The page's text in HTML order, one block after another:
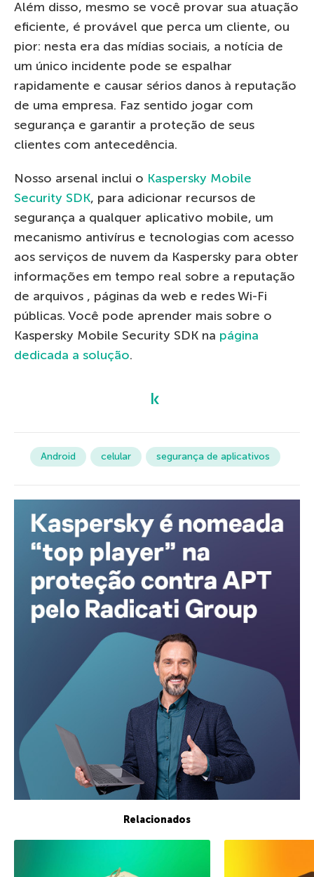
Além disso, mesmo se você provar sua atuação
eficiente, é provável que perca um cliente, ou
pior: nesta era das mídias sociais, a notícia de
um único incidente pode se espalhar
rapidamente e causar sérios danos à reputação
de uma empresa. Faz sentido jogar com
segurança e garantir a proteção de seus
clientes com antecedência.
Nosso arsenal inclui o Kaspersky Mobile
Security SDK, para adicionar recursos de
segurança a qualquer aplicativo mobile, um
mecanismo antivírus e tecnologias com acesso
aos serviços de nuvem da Kaspersky para obter
informações em tempo real sobre a reputação
de arquivos , páginas da web e redes Wi-Fi
públicas. Você pode aprender mais sobre o
Kaspersky Mobile Security SDK na página
dedicada a solução.
Android celular segurança de aplicativos
Relacionados